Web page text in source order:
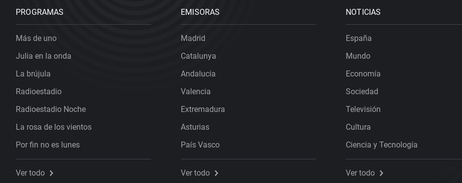
PROGRAMAS
Más de uno
Julia en la onda
La brújula
Radioestadio
Radioestadio Noche
La rosa de los vientos
Por fin no es lunes
Ver todo
EMISORAS
Madrid
Catalunya
Andalucía
Valencia
Extremadura
Asturias
País Vasco
Ver todo
NOTICIAS
España
Mundo
Economía
Sociedad
Televisión
Cultura
Ciencia y Tecnología
Ver todo